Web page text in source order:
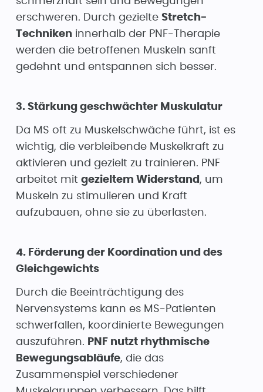
erschweren. Durch gezielte Stretch-
Techniken innerhalb der PNF-Therapie
werden die betroffenen Muskeln sanft
gedehnt und entspannen sich besser.
3. Stärkung geschwächter Muskulatur
Da MS oft zu Muskelschwäche führt, ist es
wichtig, die verbleibende Muskelkraft zu
aktivieren und gezielt zu trainieren. PNF
arbeitet mit gezieltem Widerstand , um
Muskeln zu stimulieren und Kraft
aufzubauen, ohne sie zu überlasten.
4. Förderung der Koordination und des
Gleichgewichts
Durch die Beeinträchtigung des
Nervensystems kann es MS-Patienten
schwerfallen, koordinierte Bewegungen
auszuführen. PNF nutzt rhythmische
Bewegungsabläufe, die das
Zusammenspiel verschiedener